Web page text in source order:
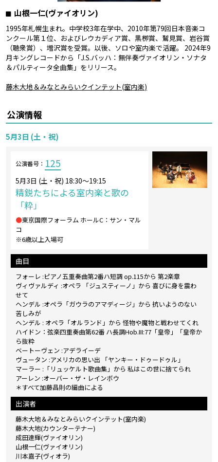
山根一仁(ヴァイオリン)
1995年札幌生まれ。中学校3年在学中、2010年第79回日本音楽コ
ンクール第１位、およびレウカディア賞、黒栁賞、鷲見賞、岩谷賞
（聴衆賞）、増沢賞を受賞。以後、ソロや室内楽で活躍。 2024年9
月キングレコードから「J.S.バッハ：無伴奏ヴァイオリン・ソナタ
＆パルティータ全曲集」をリリース。
藤木大地＆みなとみらいクインテット(室内楽)
公演情報
5月3日 (土・祝)
公演番号： 125
5月3日 (土・祝) 18:30～19:15
精鋭たちによる室内楽と歌の
「粋」
●東京国際フォーラム ホールC：サン・マル
コ
※6歳以上入場可
曲目
フォーレ :ピアノ五重奏曲第2番ハ短調 op.115から 第2楽章
ヴィヴァルディ :オペラ 「ジュスティーノ」から 喜びに身を震わ
せて
ヘンデル :オペラ「ガウラのアマディージ」から 抗いようのない
苦しみが
ヘンデル : オペラ「オルランド」から 怪物や魔物と戦わせてくれ
ハイドン：弦楽四重奏曲第62番 ハ長調Hob.III:77「皇帝」「皇帝か
ら抜粋
ベートーヴェン :アデライーデ
ヴュータン :アメリカの思い出 「ヤンキー・ドゥードゥル」
マーラー :「リュッケルト歌曲集」から 私はこの世に捨てられ
アーレン :オーバー・ザ・レインボウ
＊すべて加藤昌則の編曲による
出演者
藤木大地＆みなとみらいクインテット(室内楽)
藤木大地(カウンターテナー)
成田達輝(ヴァイオリン)
山根一仁(ヴァイオリン)
川本嘉子(ヴィオラ)